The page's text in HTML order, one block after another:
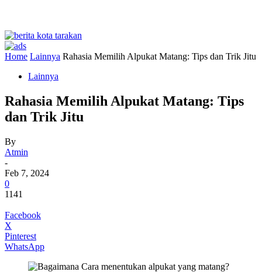
Home Lainnya Rahasia Memilih Alpukat Matang: Tips dan Trik Jitu
Lainnya
Rahasia Memilih Alpukat Matang: Tips
dan Trik Jitu
By
Atmin
-
Feb 7, 2024
0
1141
Facebook
X
Pinterest
WhatsApp